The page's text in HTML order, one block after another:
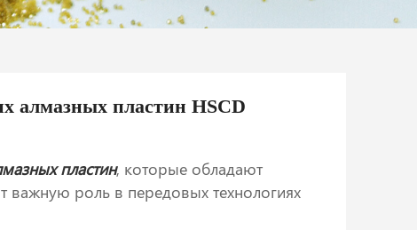
алмазных пластин HSCD
пластин, которые обладают
важную роль в передовых технологиях